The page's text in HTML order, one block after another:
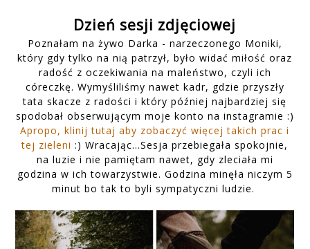
Dzień sesji zdjęciowej
Poznałam na żywo Darka - narzeczonego Moniki,
który gdy tylko na nią patrzył, było widać miłość oraz
radość z oczekiwania na maleństwo, czyli ich
córeczkę. Wymyśliliśmy nawet kadr, gdzie przyszły
tata skacze z radości i który później najbardziej się
spodobał obserwującym moje konto na instagramie :)
Apropo, klinij tutaj aby zobaczyć więcej takich prac i
tej zieleni :) Wracając...Sesja przebiegała spokojnie,
na luzie i nie pamiętam nawet, gdy zleciała mi
godzina w ich towarzystwie. Godzina minęła niczym 5
minut bo tak to byli sympatyczni ludzie.